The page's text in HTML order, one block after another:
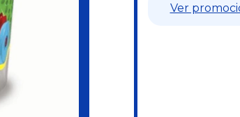
Ver